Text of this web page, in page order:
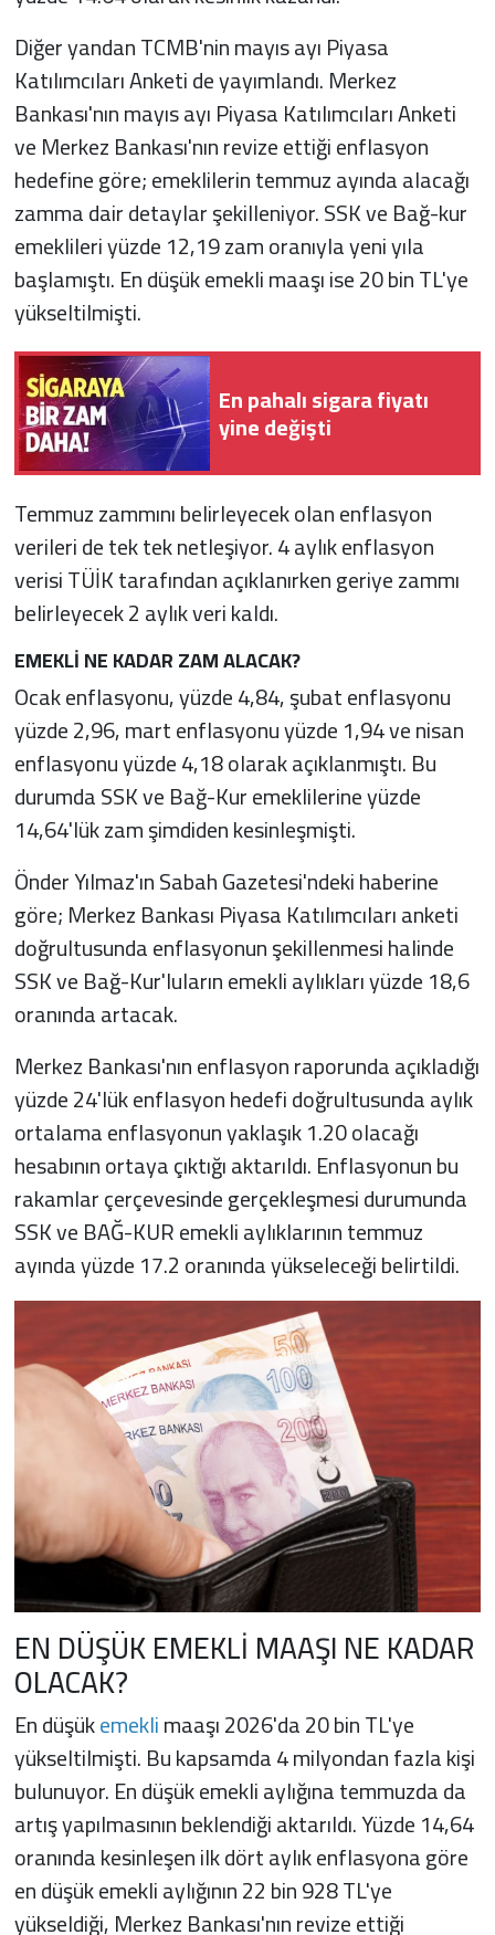
Diğer yandan TCMB'nin mayıs ayı Piyasa
Katılımcıları Anketi de yayımlandı. Merkez
Bankası'nın mayıs ayı Piyasa Katılımcıları Anketi
ve Merkez Bankası'nın revize ettiği enflasyon
hedefine göre; emeklilerin temmuz ayında alacağı
zamma dair detaylar şekilleniyor. SSK ve Bağ-kur
emeklileri yüzde 12,19 zam oranıyla yeni yıla
başlamıştı. En düşük emekli maaşı ise 20 bin TL'ye
yükseltilmişti.
En pahalı sigara fiyatı
yine değişti
Temmuz zammını belirleyecek olan enflasyon
verileri de tek tek netleşiyor. 4 aylık enflasyon
verisi TÜİK tarafından açıklanırken geriye zammı
belirleyecek 2 aylık veri kaldı.
EMEKLİ NE KADAR ZAM ALACAK?
Ocak enflasyonu, yüzde 4,84, şubat enflasyonu
yüzde 2,96, mart enflasyonu yüzde 1,94 ve nisan
enflasyonu yüzde 4,18 olarak açıklanmıştı. Bu
durumda SSK ve Bağ-Kur emeklilerine yüzde
14,64'lük zam şimdiden kesinleşmişti.
Önder Yılmaz'ın Sabah Gazetesi'ndeki haberine
göre; Merkez Bankası Piyasa Katılımcıları anketi
doğrultusunda enflasyonun şekillenmesi halinde
SSK ve Bağ-Kur'luların emekli aylıkları yüzde 18,6
oranında artacak.
Merkez Bankası'nın enflasyon raporunda açıkladığı
yüzde 24'lük enflasyon hedefi doğrultusunda aylık
ortalama enflasyonun yaklaşık 1.20 olacağı
hesabının ortaya çıktığı aktarıldı. Enflasyonun bu
rakamlar çerçevesinde gerçekleşmesi durumunda
SSK ve BAĞ-KUR emekli aylıklarının temmuz
ayında yüzde 17.2 oranında yükseleceği belirtildi.
EN DÜŞÜK EMEKLİ MAAŞI NE KADAR
OLACAK?
En düşükemeklimaaşı 2026'da 20 bin TL'ye
yükseltilmişti. Bu kapsamda 4 milyondan fazla kişi
bulunuyor. En düşük emekli aylığına temmuzda da
artış yapılmasının beklendiği aktarıldı. Yüzde 14,64
oranında kesinleşen ilk dört aylık enflasyona göre
en düşük emekli aylığının 22 bin 928 TL'ye
yükseldiği, Merkez Bankası'nın revize ettiği